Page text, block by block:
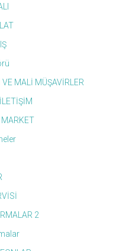
MALİ MÜŞAVİRLER
MARKET
2